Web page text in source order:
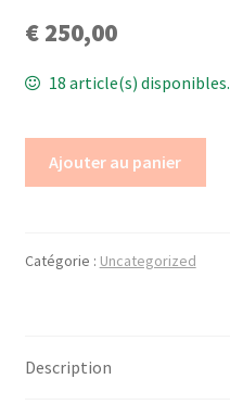
€250,00
18 article(s) disponibles.
Ajouter au panier
Catégorie : Uncategorized
Description